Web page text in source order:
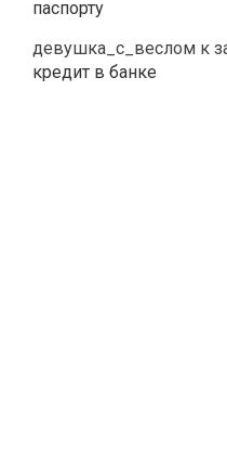
паспорту
девушка_с_веслом к
кредит в банке